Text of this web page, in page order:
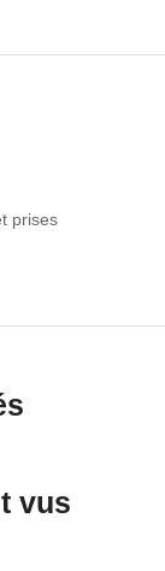
prises
vus